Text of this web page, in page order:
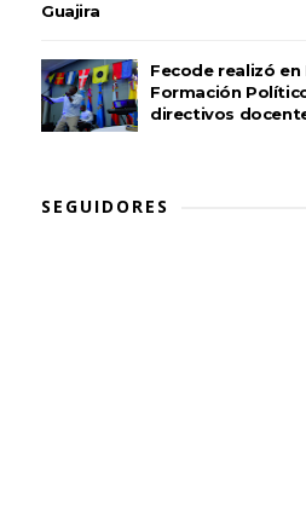
Guajira
Fecode realizó en
Formación
directivos
SEGUIDORES